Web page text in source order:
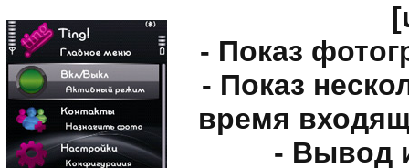
- Показ
- Показ
время
- Вывод